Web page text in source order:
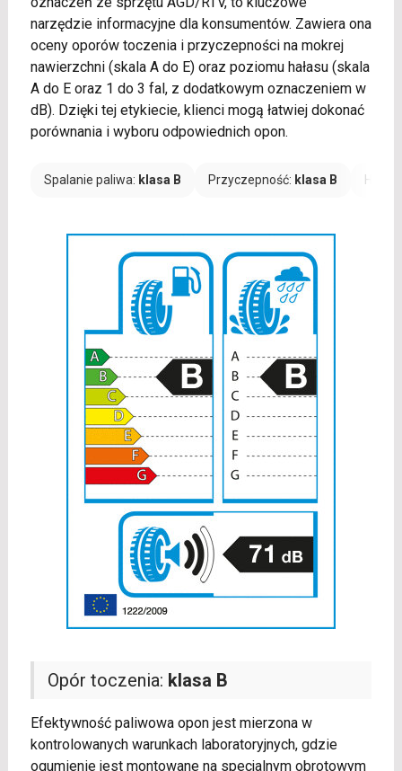
narzędzie informacyjne dla konsumentów. Zawiera ona
oceny oporów toczenia i przyczepności na mokrej
nawierzchni (skala A do E) oraz poziomu hałasu (skala
A do E oraz 1 do 3 fal, z dodatkowym oznaczeniem w
dB). Dzięki tej etykiecie, klienci mogą łatwiej dokonać
porównania i wyboru odpowiednich opon.
Spalanie paliwa: klasa B Przyczepność: klasa B Hałas:
Opór toczenia: klasa B
Efektywność paliwowa opon jest mierzona w
kontrolowanych warunkach laboratoryjnych, gdzie
ogumienie jest montowane na specjalnym obrotowym